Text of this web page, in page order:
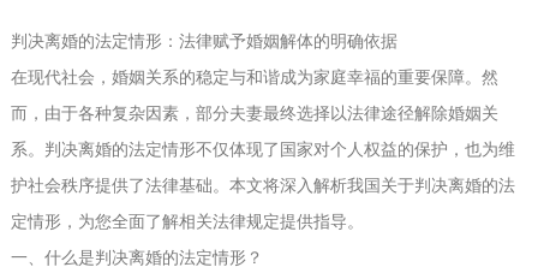
判决离婚的法定情形：法律赋予婚姻解体的明确依据
在现代社会，婚姻关系的稳定与和谐成为家庭幸福的重要保障。然
而，由于各种复杂因素，部分夫妻最终选择以法律途径解除婚姻关
系。判决离婚的法定情形不仅体现了国家对个人权益的保护，也为维
护社会秩序提供了法律基础。本文将深入解析我国关于判决离婚的法
定情形，为您全面了解相关法律规定提供指导。
一、什么是判决离婚的法定情形？